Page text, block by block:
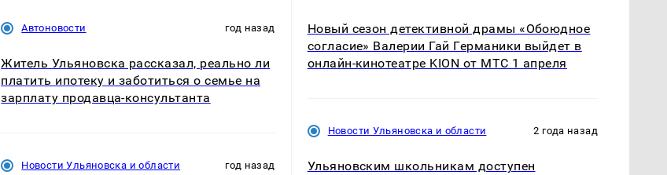
Автоновости год назад
Житель Ульяновска рассказал, реально ли
платить ипотеку и заботиться о семье на
зарплату продавца-консультанта
Новости Ульяновска и области год назад
Новый сезон детективной драмы «Обоюдное
согласие» Валерии Гай Германики выйдет в
онлайн-кинотеатре KION от МТС 1 апреля
Новости Ульяновска и области 2 года назад
Ульяновским школьникам доступен